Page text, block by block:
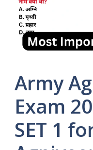
Army
Exam
SET 1